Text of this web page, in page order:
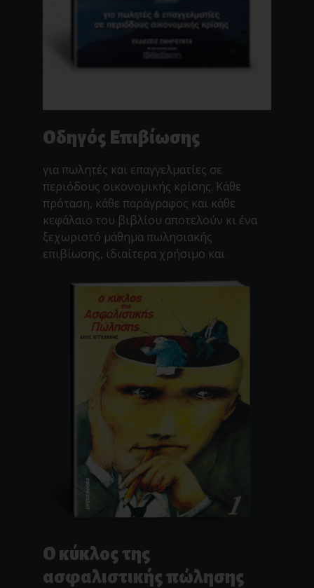
Οδηγός Επιβίωσης
για πωλητές και επαγγελματίες σε
περιόδους οικονομικής κρίσης. Κάθε
πρόταση, κάθε παράγραφος και κάθε
κεφάλαιο του βιβλίου αποτελούν κι ένα
ξεχωριστό μάθημα πωλησιακής
επιβίωσης, ιδιαίτερα χρήσιμο και
Ο κύκλος της
ασφαλιστικής πώλησης